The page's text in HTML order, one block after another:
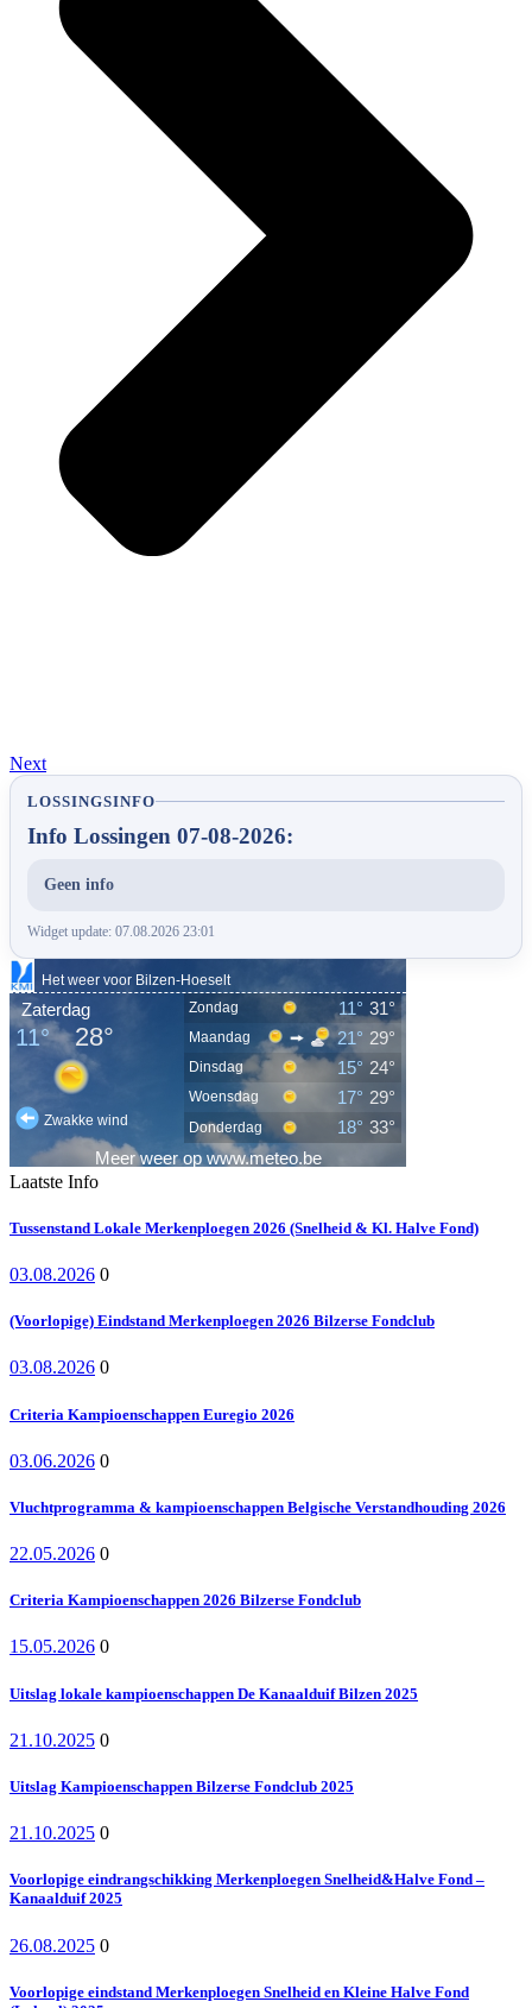
Next
LOSSINGSINFO
Info Lossingen 07-08-2026:
Geen info
Widget update: 07.08.2026 23:01
Laatste Info
Tussenstand Lokale Merkenploegen 2026 (Snelheid & Kl. Halve Fond)
03.08.2026 0
(Voorlopige) Eindstand Merkenploegen 2026 Bilzerse Fondclub
03.08.2026 0
Criteria Kampioenschappen Euregio 2026
03.06.2026 0
Vluchtprogramma & kampioenschappen Belgische Verstandhouding 2026
22.05.2026 0
Criteria Kampioenschappen 2026 Bilzerse Fondclub
15.05.2026 0
Uitslag lokale kampioenschappen De Kanaalduif Bilzen 2025
21.10.2025 0
Uitslag Kampioenschappen Bilzerse Fondclub 2025
21.10.2025 0
Voorlopige eindrangschikking Merkenploegen Snelheid&Halve Fond –
Kanaalduif 2025
26.08.2025 0
Voorlopige eindstand Merkenploegen Snelheid en Kleine Halve Fond